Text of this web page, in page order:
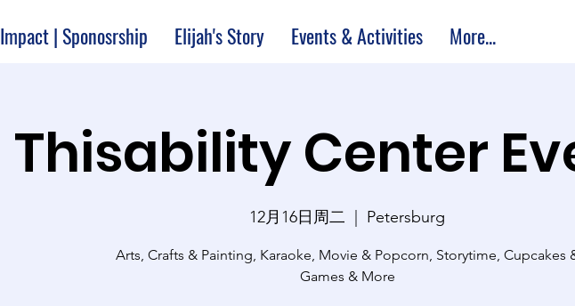
Impact | Sponosrship Elijah's Story Events & Activities More...
Thisability Center
12月16日周二
  |
Petersburg
Arts, Crafts & Painting, Karaoke, Movie & Popcorn, Storytime, Cupcakes
Games & More